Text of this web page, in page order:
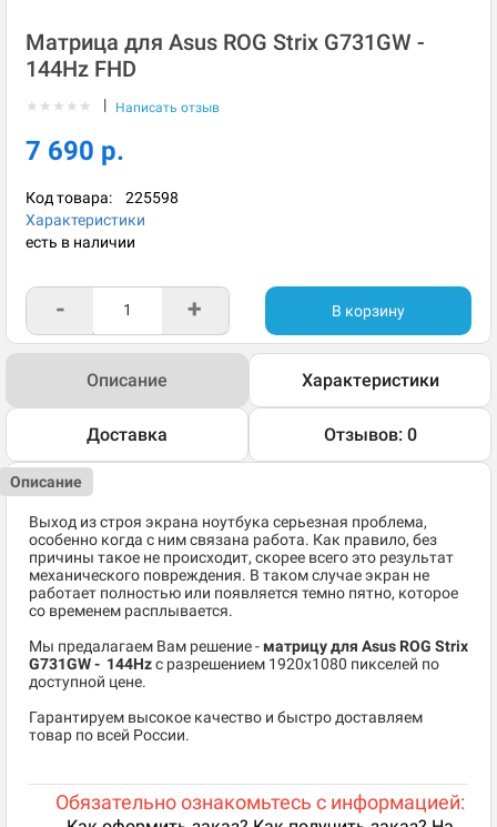
Матрица для Asus ROG Strix G731GW -
144Hz FHD
★ ★ ★ ★ ★ | Написать отзыв
7 690 р.
Код товара: 225598
Характеристики
есть в наличии
- + В корзину
Описание Характеристики
Доставка Отзывов: 0
Описание
Выход из строя экрана ноутбука серьезная проблема,
особенно когда с ним связана работа. Как правило, без
причины такое не происходит, скорее всего это результат
механического повреждения. В таком случае экран не
работает полностью или появляется темно пятно, которое
со временем расплывается.
Мы предалагаем Вам решение - матрицу для Asus ROG Strix
G731GW - 144Hzc разрешением 1920x1080 пикселей по
доступной цене.
Гарантируем высокое качество и быстро доставляем
товар по всей России.
Обязательно ознакомьтесь с информацией: